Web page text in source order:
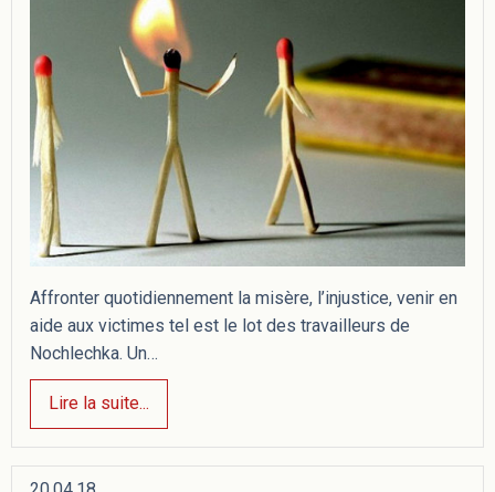
Affronter quotidiennement la misère, l’injustice, venir en
aide aux victimes tel est le lot des travailleurs de
Nochlechka. Un…
Lire la suite...